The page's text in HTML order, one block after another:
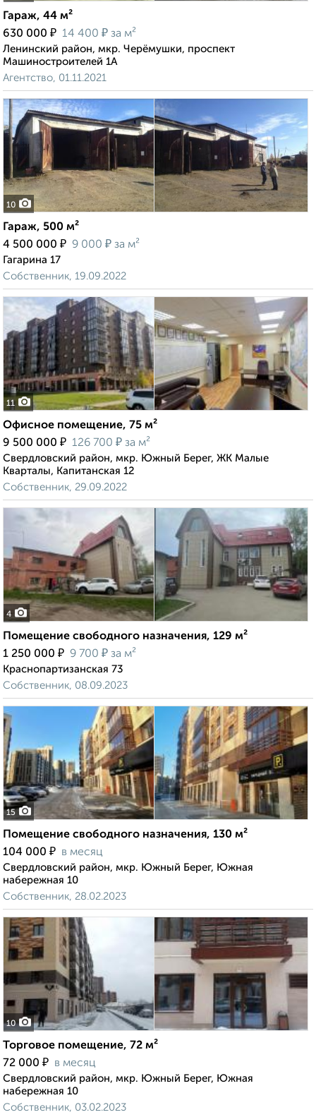
Гараж, 44 м²
630 000 ₽ 14 400 ₽ за м²
Ленинский район, мкр. Черёмушки, проспект
Машиностроителей 1А
Агентство, 01.11.2021
10
Гараж, 500 м²
4 500 000 ₽ 9 000 ₽ за м²
Гагарина 17
Собственник, 19.09.2022
11
Офисное помещение, 75 м²
9 500 000 ₽ 126 700 ₽ за м²
Свердловский район, мкр. Южный Берег, ЖК Малые
Кварталы, Капитанская 12
Собственник, 29.09.2022
4
Помещение свободного назначения, 129 м²
1 250 000 ₽ 9 700 ₽ за м²
Краснопартизанская 73
Собственник, 08.09.2023
15
Помещение свободного назначения, 130 м²
104 000 ₽ в месяц
Свердловский район, мкр. Южный Берег, Южная
набережная 10
Собственник, 28.02.2023
10
Торговое помещение, 72 м²
72 000 ₽ в месяц
Свердловский район, мкр. Южный Берег, Южная
набережная 10
Собственник, 03.02.2023